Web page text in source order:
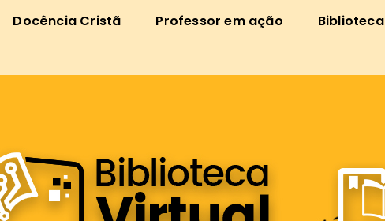
Docência Cristã Professor em ação Biblioteca